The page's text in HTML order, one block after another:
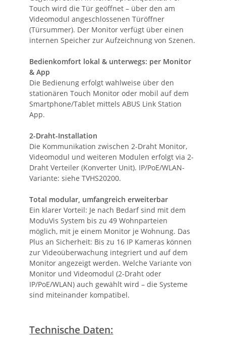
Touch wird die Tür geöffnet – über den am
Videomodul angeschlossenen Türöffner
(Türsummer). Der Monitor verfügt über einen
internen Speicher zur Aufzeichnung von Szenen.
Bedienkomfort lokal & unterwegs: per Monitor
& App
Die Bedienung erfolgt wahlweise über den
stationären Touch Monitor oder mobil auf dem
Smartphone/Tablet mittels ABUS Link Station
App.
2-Draht-Installation
Die Kommunikation zwischen 2-Draht Monitor,
Videomodul und weiteren Modulen erfolgt via 2-
Draht Verteiler (Konverter Unit). IP/PoE/WLAN-
Variante: siehe TVHS20200.
Total modular, umfangreich erweiterbar
Ein klarer Vorteil: Je nach Bedarf sind mit dem
ModuVis System bis zu 49 Wohnparteien
möglich, mit je einem Monitor je Wohnung. Das
Plus an Sicherheit: Bis zu 16 IP Kameras können
zur Videoüberwachung integriert und auf dem
Monitor angezeigt werden. Welche Variante von
Monitor und Videomodul (2-Draht oder
IP/PoE/WLAN) auch gewählt wird – die Systeme
sind miteinander kompatibel.
Technische Daten: